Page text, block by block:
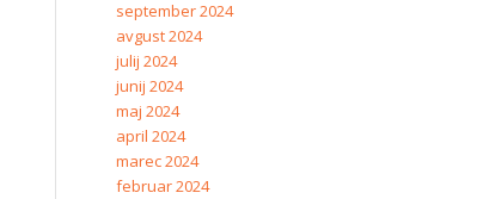
september 2024
avgust 2024
julij 2024
junij 2024
maj 2024
april 2024
marec 2024
februar 2024